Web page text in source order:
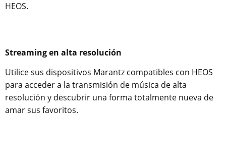
HEOS.
Streaming en alta resolución
Utilice sus dispositivos Marantz compatibles con HEOS
para acceder a la transmisión de música de alta
resolución y descubrir una forma totalmente nueva de
amar sus favoritos.